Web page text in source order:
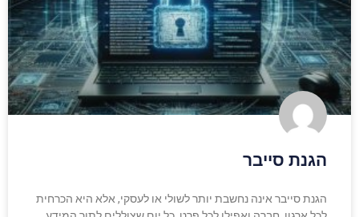
הגנת סייבר
הגנת סייבר אינה נחשבת יותר לשולי או לעסקי, אלא היא הכרחית